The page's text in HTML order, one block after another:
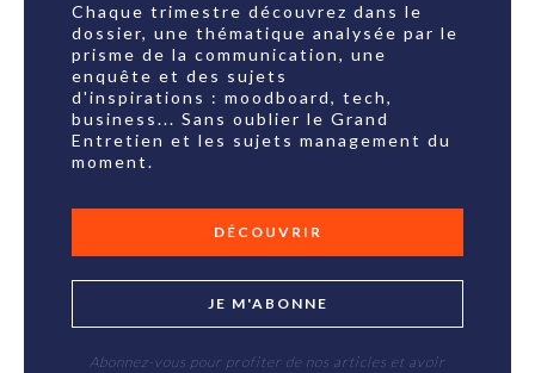
Chaque trimestre découvrez dans le
dossier, une thématique analysée par le
prisme de la communication, une
enquête et des sujets
d'inspirations : moodboard, tech,
business... Sans oublier le Grand
Entretien et les sujets management du
moment.
DÉCOUVRIR
JE M'ABONNE
Abonnez-vous pour profiter de nos articles et avoir